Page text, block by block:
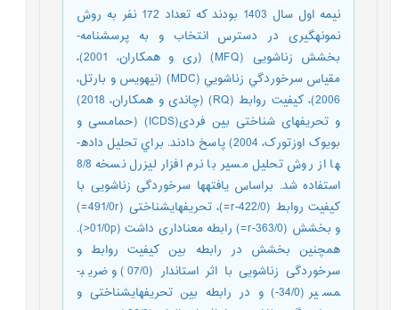
نیمه اول سال 1403 بودند که تعداد 172 نفر به روش
نمونه­گیری در دسترس انتخاب و به پرسشنامه­
بخشش زناشویی (MFQ) (ری و همکاران، 2001)،
مقياس سرخوردگي زناشويي (MDC) (نیهویس و بارتل،
2006)، کیفیت روابط (RQ) (چاندی و همکاران، 2018)
و تحریف­های شناختی بین فردی(ICDS) (حمام­سی و
بویوک اوزتورک، 2004) پاسخ دادند. براي تحليل داده­
ها از روش تحليل مسير با نرم افزار لیزرل نسخه 8/8
استفاده شد. براساس یافته­ها سرخوردگی زناشویی با
کیفیت روابط (422/0-r=)، تحریف­های­شناختی (491/0r=)
و بخشش (363/0-r=) رابطه معناداری داشت (01/0p<).
همچنین بخشش در رابطه بین کیفیت روابط و
سرخوردگی زناشویی با اثر استاندار (07/0) و ضریب­
مسیر (34/0-) و در رابطه بین تحریف­های­شناختی و